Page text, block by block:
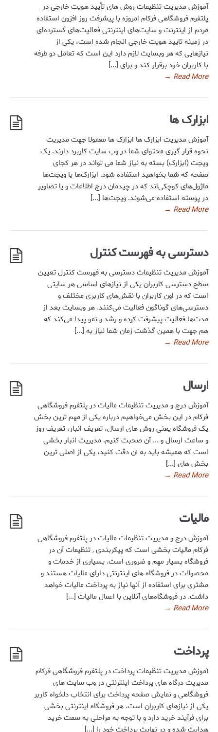
آموزش مدیریت تنظیمات روش های تأیید هویت خارجی در
پلتفرم فروشگاهی فرکام امروزه با پیشرفت روز افزون استفاده
مردم از اینترنت و سایت‌های اینترنتی فعالیت‌های گسترده‌ای
در زمینه تایید هویت خارجی انجام شده است، یکی از
نیازهایی که هر وبسایت لازم دارد این است که تعامل دو طرفه
با کاربران خود برقرار کند و برای [...]
Read More
→
ابزارک ها
آموزش مدیریت ابزارک ها ابزارک ها معمولا جهت مدیریت
نحوه قرار گیری محتوای شما در وب سایت کاربرد دارند. یک
ویجت (ابزارک) بسته به نیاز شما می تواند در هر کجای
صفحه که شما بخواهید استفاده شود. ابزارک‌ها یا ویجت‌ها
ماژول‌های کوچکی‌اند که در چیدمان درج اطلاعات و یا تصاویر
در پوسته استفاده می‌شوند. ویجت‌ها [...]
Read More
→
دسترسی به فهرست کنترل
آموزش مدیریت تنظیمات دسترسی به فهرست کنترل تعیین
سطح دسترسی کاربران یکی از نیازهای اساسی هر سایتی
است که در اون کاربران با نقش‌های کاربری مختلف و
دسترسی‌های گوناگون فعالیت می‌کنند. هر وبسایت بعد از
مدت‌ها فعالیت پیشرفت کرده و رشد و نمو پیدا می‌کند که
هم جهت با همین گذشت زمان شما نیاز به [...]
Read More
→
ارسال
آموزش درج و مدیریت تنظیمات مالیات در پلتفرم فروشگاهی
فرکام در این بخش می‌خواهیم درباره یکی از مهم ترین بخش
یک فروشگاه یعنی روش های ارسال، تعریف انبار، تعریف روز
و ساعت ارسال و ... آن صحبت کنیم. مدیریت انبار بخشی
است که همیشه باید به آن دقت کنید، یکی از اصلی ترین
بخش های [...]
Read More
→
مالیات
آموزش درج و مدیریت تنظیمات مالیات در پلتفرم فروشگاهی
فرکام مالیات بخشی است که پیکربندی , تنظیمات آن در
فروشگاه بسیار مهم و ضروری است. بسیاری از خدمات و
محصولات در فروشگاه های اینترنتی دارای مالیات هستند و
مشتری برای استفاده از آنها نیاز به پرداخت مالیات خواهد
داشت. در فروشگاه‌های آنلاین با اعمال مالیات [...]
Read More
→
پرداخت
آموزش مدیریت تنظیمات پرداخت در پلتفرم فروشگاهی فرکام
مدیریت درگاه های پرداخت اینترنتی در وب سایت های
فروشگاهی و نمایش صفحه پرداخت برای انتخاب دلخواه کاربر
یکی از نیازهای کاربران است. هر فروشگاه اینترنتی بخشی
برای فرآیند خرید دارد و با توجه به مراحلی به سمت خرید
هدایت شده و در نهایت پرداخت خود را [...]